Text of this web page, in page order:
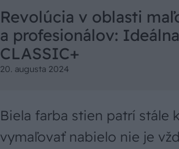
Revolúcia v oblasti
a profesionálov:
CLASSIC+
20. augusta 2024
Biela farba stien patrí stále
vymaľovať nabielo nie je